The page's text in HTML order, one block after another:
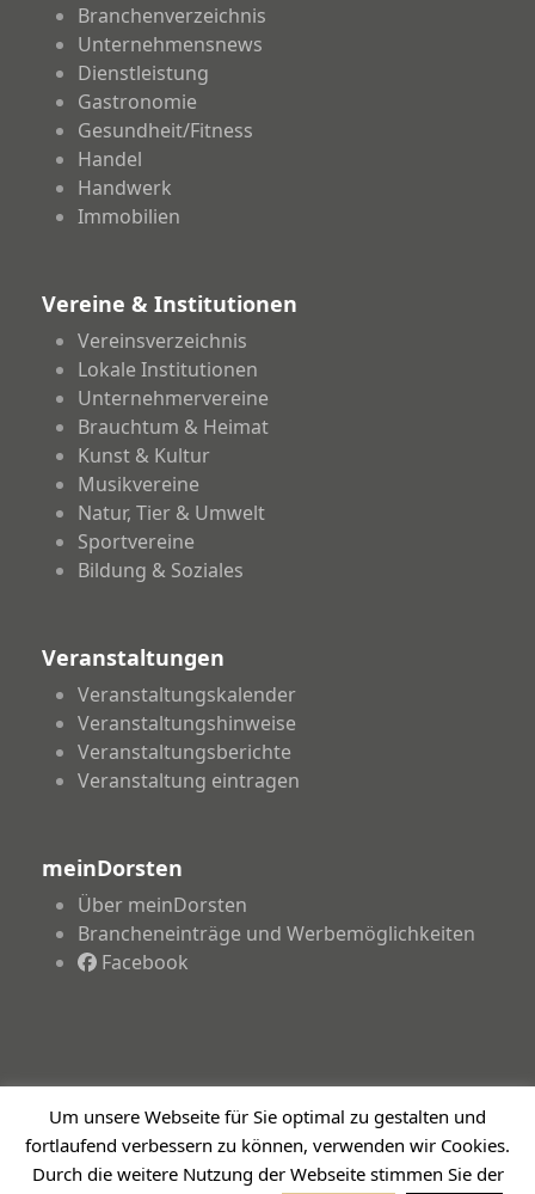
Branchenverzeichnis
Unternehmensnews
Dienstleistung
Gastronomie
Gesundheit/Fitness
Handel
Handwerk
Immobilien
Vereine & Institutionen
Vereinsverzeichnis
Lokale Institutionen
Unternehmervereine
Brauchtum & Heimat
Kunst & Kultur
Musikvereine
Natur, Tier & Umwelt
Sportvereine
Bildung & Soziales
Veranstaltungen
Veranstaltungskalender
Veranstaltungshinweise
Veranstaltungsberichte
Veranstaltung eintragen
meinDorsten
Über meinDorsten
Brancheneinträge und Werbemöglichkeiten
Facebook
Copyright 2026 - meinDorsten.de - Informationen für
unsere Region
ImpressumDatenschutzerklärungHaftungsausschluss
Um unsere Webseite für Sie optimal zu gestalten und
fortlaufend verbessern zu können, verwenden wir Cookies.
Durch die weitere Nutzung der Webseite stimmen Sie der